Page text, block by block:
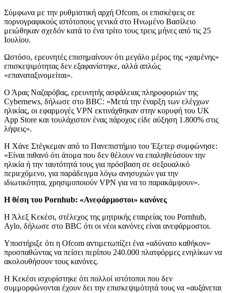
Σύμφωνα με την ρυθμιστική αρχή Ofcom, οι επισκέψεις σε
πορνογραφικούς ιστότοπους γενικά στο Ηνωμένο Βασίλειο
μειώθηκαν σχεδόν κατά το ένα τρίτο τους τρεις μήνες από τις 25
Ιουλίου.
Ωστόσο, ερευνητές επισημαίνουν ότι μεγάλο μέρος της «χαμένης»
επισκεψιμότητας δεν εξαφανίστηκε, αλλά απλώς
«επαναταξινομείται».
Ο Άρας Ναζαρόβας, ερευνητής ασφάλειας πληροφοριών της
Cybernews, δήλωσε στο BBC: «Μετά την έναρξη των ελέγχων
ηλικίας, οι εφαρμογές VPN εκτινάχθηκαν στην κορυφή του UK
App Store και τουλάχιστον ένας πάροχος είδε αύξηση 1.800% στις
λήψεις».
Η Χάνε Στέγκεμαν από το Πανεπιστήμιο του Έξετερ συμφώνησε:
«Είναι πιθανό ότι άτομα που δεν θέλουν να επαληθεύσουν την
ηλικία ή την ταυτότητά τους για πρόσβαση σε σεξουαλικό
περιεχόμενο, για παράδειγμα λόγω ανησυχιών για την
ιδιωτικότητα, χρησιμοποιούν VPN για να το παρακάμψουν».
Η θέση του Pornhub: «Ανεφάρμοστοι» κανόνες
Η Άλεξ Κεκέσι, στέλεχος της μητρικής εταιρείας του Pornhub,
Aylo, δήλωσε στο BBC ότι οι νέοι κανόνες είναι ανεφάρμοστοι.
Υποστήριξε ότι η Ofcom αντιμετωπίζει ένα «αδύνατο καθήκον»
προσπαθώντας να πείσει περίπου 240.000 πλατφόρμες ενηλίκων να
ακολουθήσουν τους κανόνες.
Η Κεκέσι ισχυρίστηκε ότι πολλοί ιστότοποι που δεν
συμμορφώνονται έχουν δει την επισκεψιμότητά τους να «αυξάνεται